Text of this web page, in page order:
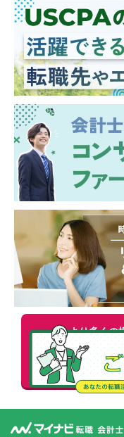
を持
■当
体、
あり
が
■当
ある
売
に推
【働
■休
■年
より多くの
会
無料 転職